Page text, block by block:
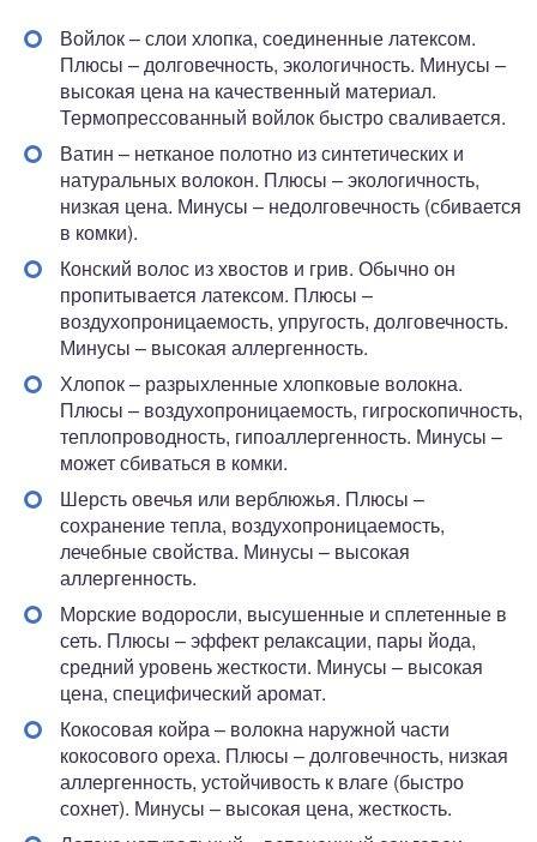
Войлок – слои хлопка, соединенные латексом.
Плюсы – долговечность, экологичность. Минусы –
высокая цена на качественный материал.
Термопрессованный войлок быстро сваливается.
Ватин – нетканое полотно из синтетических и
натуральных волокон. Плюсы – экологичность,
низкая цена. Минусы – недолговечность (сбивается
в комки).
Конский волос из хвостов и грив. Обычно он
пропитывается латексом. Плюсы –
воздухопроницаемость, упругость, долговечность.
Минусы – высокая аллергенность.
Хлопок – разрыхленные хлопковые волокна.
Плюсы – воздухопроницаемость, гигроскопичность,
теплопроводность, гипоаллергенность. Минусы –
может сбиваться в комки.
Шерсть овечья или верблюжья. Плюсы –
сохранение тепла, воздухопроницаемость,
лечебные свойства. Минусы – высокая
аллергенность.
Морские водоросли, высушенные и сплетенные в
сеть. Плюсы – эффект релаксации, пары йода,
средний уровень жесткости. Минусы – высокая
цена, специфический аромат.
Кокосовая койра – волокна наружной части
кокосового ореха. Плюсы – долговечность, низкая
аллергенность, устойчивость к влаге (быстро
сохнет). Минусы – высокая цена, жесткость.